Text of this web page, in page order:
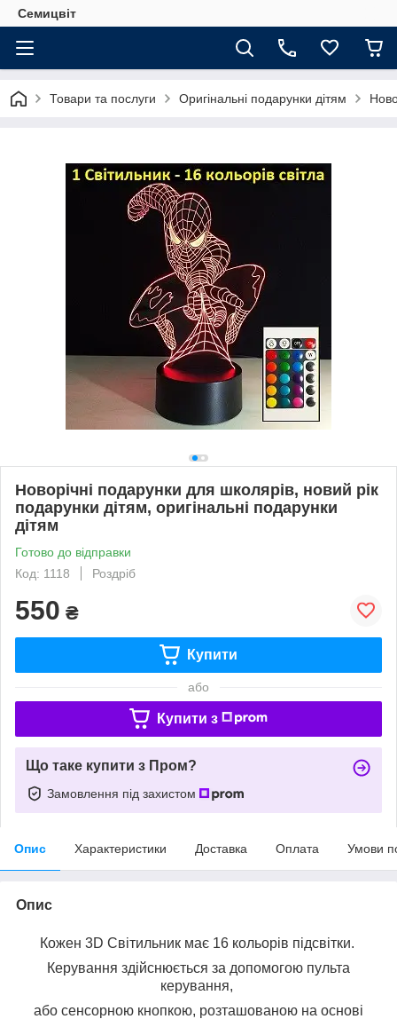
Семицвіт
Товари та послуги Оригінальні подарунки дітям
Новорічні подарунки для школярів, новий рік
подарунки дітям, оригінальні подарунки
дітям
Готово до відправки
Код: 1118
Роздріб
550 ₴
Купити
або
Купити з
Що таке купити з Пром?
Замовлення під захистом
Опис Характеристики Доставка Оплата Умови
Опис
Кожен 3D Світильник має 16 кольорів підсвітки.
Керування здійснюється за допомогою пульта
керування,
або сенсорною кнопкою, розташованою на основі